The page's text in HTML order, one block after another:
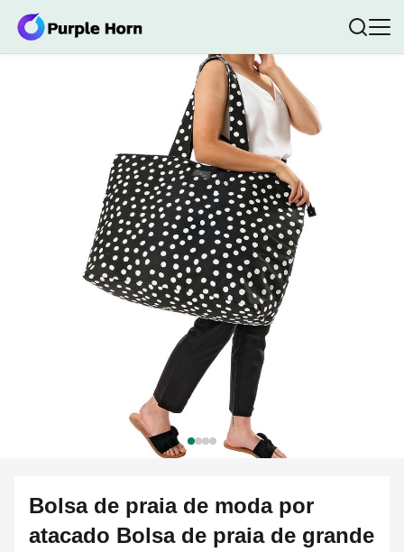
Bolsa de praia de moda por
atacado Bolsa de praia de grande